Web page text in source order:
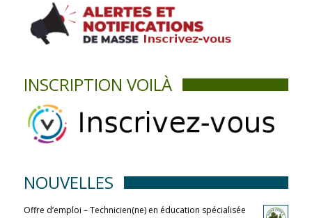
INSCRIPTION VOILÀ
NOUVELLES
Offre d’emploi – Technicien(ne) en éducation spécialisée